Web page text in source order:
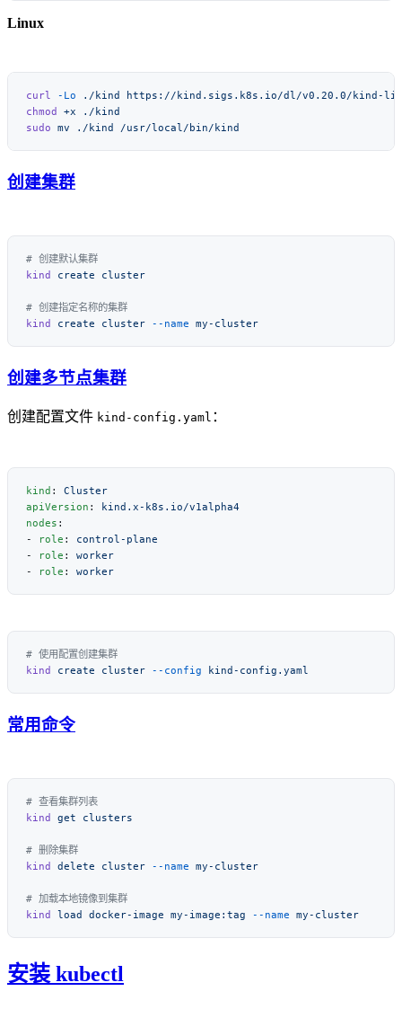
Linux
curl -Lo ./kind
chmod
+x
sudo mv ./kind
创建集群
kind create
kind create cluster --name
创建多节点集群
创建配置文件 kind-config.yaml ：
kind :
apiVersion :
nodes
-
role :
-
role :
-
role :
kind
create cluster --config
常用命令
kind
get
kind
delete cluster --name
kind
load docker-image my-image:tag --name
安装 kubectl